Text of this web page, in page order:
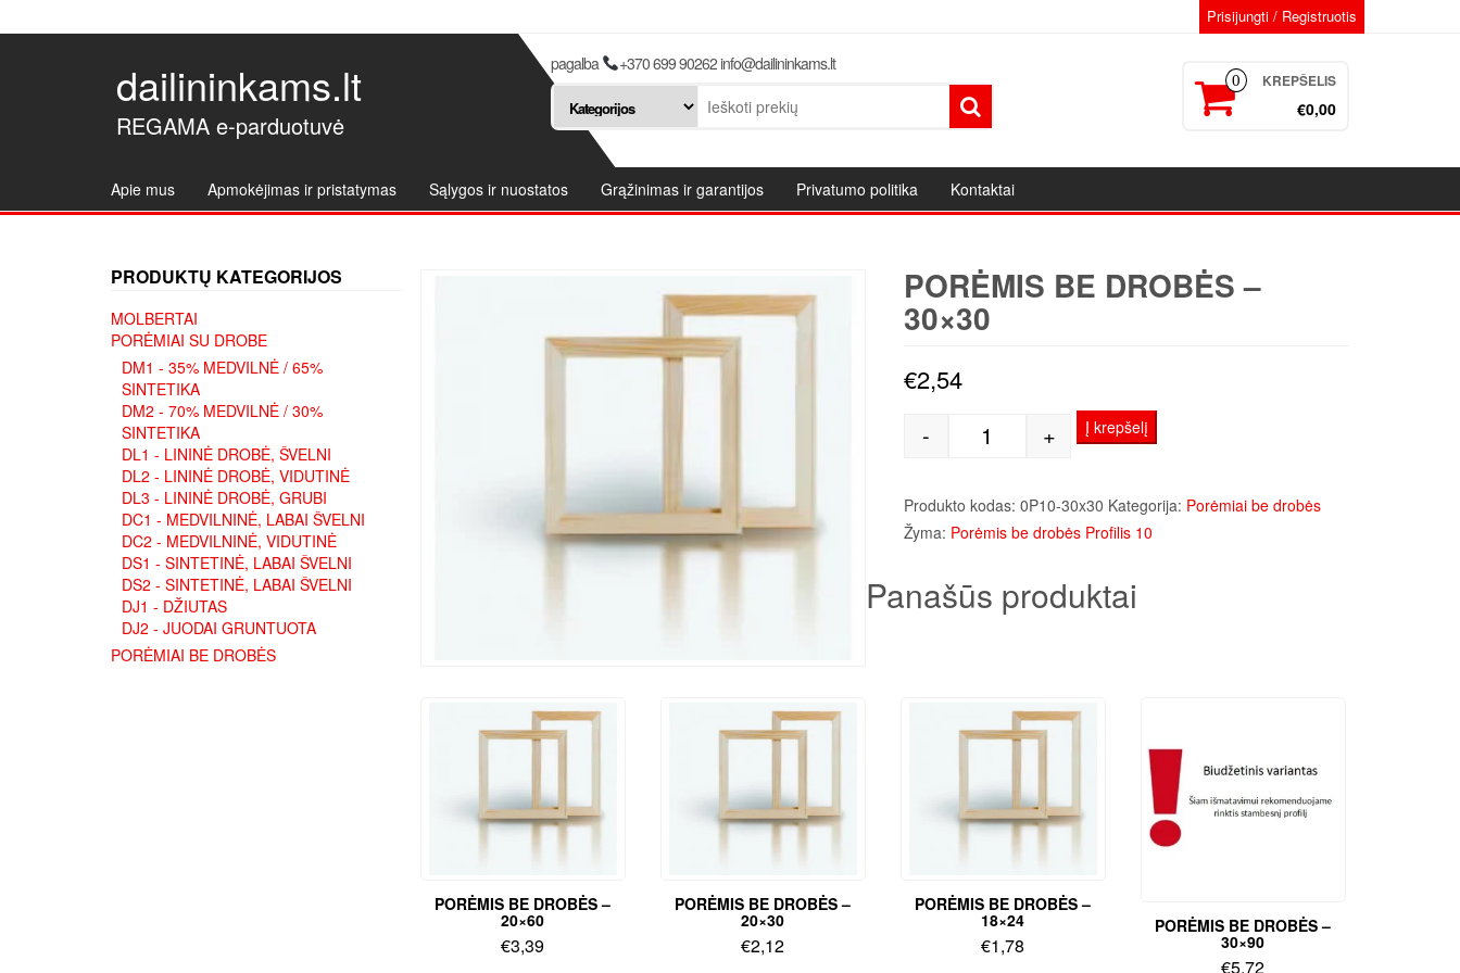
Prisijungti / Registruotis
dailininkams.lt
REGAMA e-parduotuvė
pagalba +370 699 90262 info@dailininkams.lt
0 KREPŠELIS
€0,00
Apie mus Apmokėjimas ir pristatymas Sąlygos ir nuostatos Grąžinimas ir garantijos Privatumo politika Kontaktai
PRODUKTŲ KATEGORIJOS
MOLBERTAI
PORĖMIAI SU DROBE
DM1 - 35% MEDVILNĖ / 65%
SINTETIKA
DM2 - 70% MEDVILNĖ / 30%
SINTETIKA
DL1 - LININĖ DROBĖ, ŠVELNI
DL2 - LININĖ DROBĖ, VIDUTINĖ
DL3 - LININĖ DROBĖ, GRUBI
DC1 - MEDVILNINĖ, LABAI ŠVELNI
DC2 - MEDVILNINĖ, VIDUTINĖ
DS1 - SINTETINĖ, LABAI ŠVELNI
DS2 - SINTETINĖ, LABAI ŠVELNI
DJ1 - DŽIUTAS
DJ2 - JUODAI GRUNTUOTA
PORĖMIAI BE DROBĖS
PORĖMIS BE DROBĖS –
30×30
€2,54
produkto kiekis: Porėmis be Drobės - 30x30
- + Į krepšelį
Produkto kodas: 0P10-30x30 Kategorija: Porėmiai be drobės
Žyma: Porėmis be drobės Profilis 10
Panašūs produktai
PORĖMIS BE DROBĖS –
20×60
€3,39
PORĖMIS BE DROBĖS –
20×30
€2,12
PORĖMIS BE DROBĖS –
18×24
€1,78
PORĖMIS BE DROBĖS –
30×90
€5,72